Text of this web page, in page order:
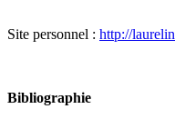
Site personnel : http://
Bibliographie